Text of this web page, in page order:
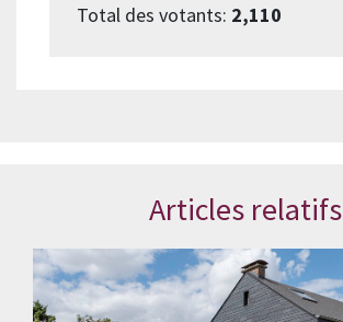
Total des votants: 2,110
Articles relatifs